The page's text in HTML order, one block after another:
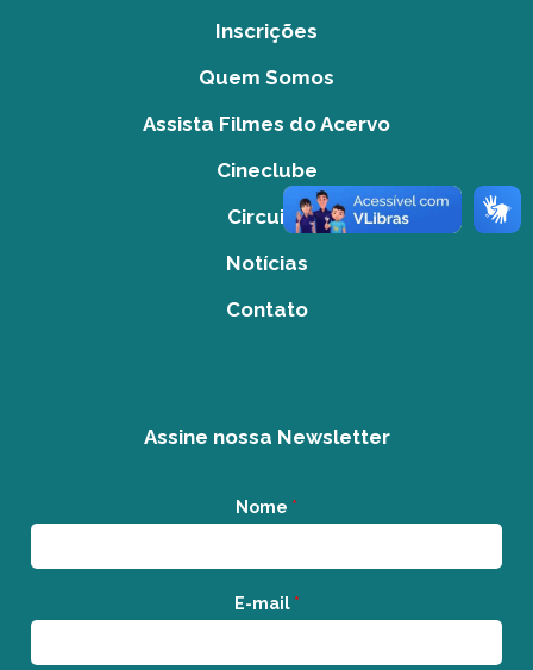
Inscrições
Quem Somos
Assista Filmes do Acervo
Cineclube
Circuito
Notícias
Contato
Assine nossa Newsletter
Nome *
E-mail *